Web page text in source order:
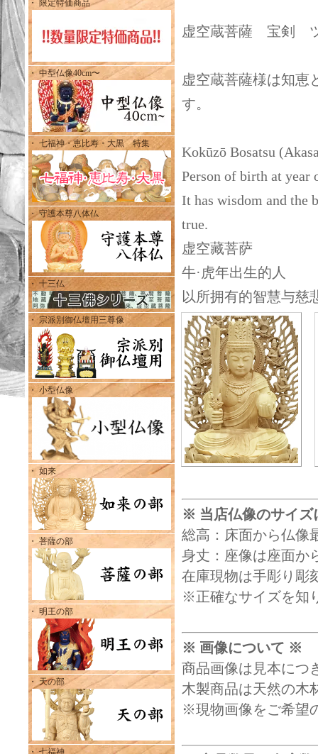
・ 限定特価商品
・ 中型仏像40cm〜
・ 七福神・恵比寿・大黒 特集
・ 守護本尊八体仏
・ 十三仏
・ 宗派別御仏壇用三尊像
・ 小型仏像
・ 如来
・ 菩薩の部
・ 明王の部
・ 天の部
・ 七福神
虚空蔵菩薩 宝剣
虚空蔵菩薩様は知恵
す。
Kokūzō Bosatsu
Person of birth at
It has wisdom and the
true.
虚空藏菩萨
牛·虎年出生的人
以所拥有的智慧与慈
※ 当店仏像のサイ
総高：床面から仏像
身丈：座像は座面か
在庫現物は手彫り彫
※正確なサイズを知
※ 画像について ※
商品画像は見本につ
木製商品は天然の木
※現物画像をご希望